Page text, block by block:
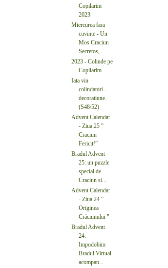
Copilarim
2023
Miercurea fara
cuvinte - Un
Mos Craciun
Secretos, ...
2023 - Colinde pe
Copilarim
Iata vin
colindatori -
decoratiune.
(S48/52)
Advent Calendar
- Ziua 25 ”
Craciun
Fericit!”
Bradul Advent
25: un puzzle
special de
Craciun si....
Advent Calendar
- Ziua 24 ”
Originea
Crăciunului ”
Bradul Advent
24:
Impodobim
Bradul Virtual
acompan...